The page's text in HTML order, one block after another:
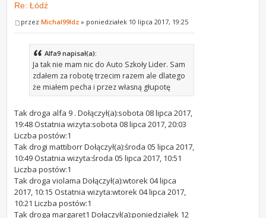
Re: Łódź
przezMichal99ldz » poniedziałek 10 lipca 2017, 19:25
Alfa9 napisał(a):
Ja tak nie mam nic do Auto Szkoły Lider. Sam
zdałem za robotę trzecim razem ale dlatego
że miałem pecha i przez własną głupotę
Tak droga alfa 9 . Dołączył(a):sobota 08 lipca 2017,
19:48 Ostatnia wizyta:sobota 08 lipca 2017, 20:03
Liczba postów:1
Tak drogi mattiborr Dołączył(a):środa 05 lipca 2017,
10:49 Ostatnia wizyta:środa 05 lipca 2017, 10:51
Liczba postów:1
Tak droga violama Dołączył(a):wtorek 04 lipca
2017, 10:15 Ostatnia wizyta:wtorek 04 lipca 2017,
10:21 Liczba postów:1
Tak droga margaret1 Dołączył(a):poniedziałek 12